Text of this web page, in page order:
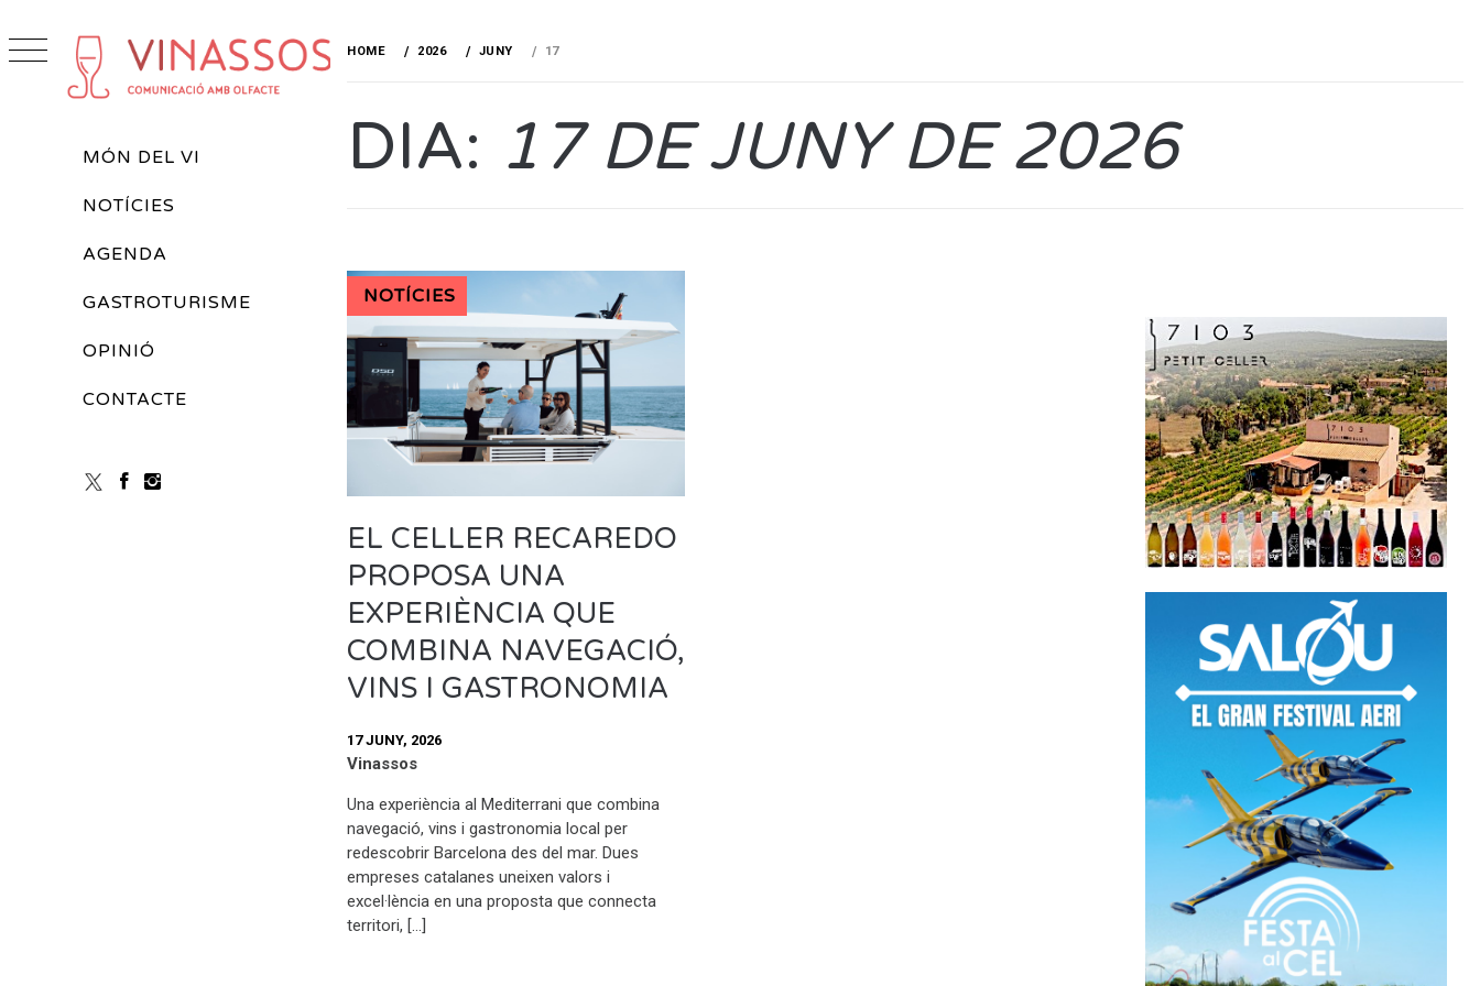
Primary
MÓN DEL VI
NOTÍCIES
AGENDA
GASTROTURISME
OPINIÓ
CONTACTE
to
content
HOME 2026 JUNY 17
DIA: 17 DE JUNY DE 2026
NOTÍCIES
EL CELLER RECAREDO
PROPOSA UNA
EXPERIÈNCIA QUE
COMBINA NAVEGACIÓ,
VINS I GASTRONOMIA
17 JUNY, 2026
Vinassos
Una experiència al Mediterrani que combina
navegació, vins i gastronomia local per
redescobrir Barcelona des del mar. Dues
empreses catalanes uneixen valors i
excel·lència en una proposta que connecta
territori, […]